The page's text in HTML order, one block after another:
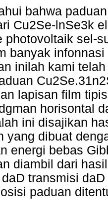
bahwa
Cu2Se-lnSe3k
photovoltaik sel-
banyak
inilah kami
lapisan film
horisontal
ini disajikan
yang dibuat
energi bebas
diambil dari
transmisi
paduan